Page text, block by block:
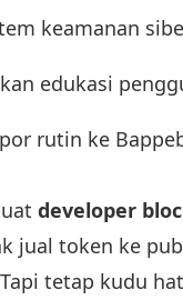
keamanan
edukasi
rutin ke
developer
jual token ke
tetap kudu